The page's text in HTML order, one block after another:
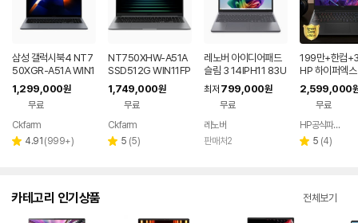
삼성 갤럭시북4 NT7
50XGR-A51A WIN1
1 FPP(버젼UP설치)
업무용 학생용 사무용
노트북 문스톤그레이
1,299,000원
무료
페이
Ckfarm
별 4.91 리
(999+)
NT750XHW-A51A
SSD512G WIN11FP
P(버젼UP설치) 삼성
전자 갤럭시북5 노트
1,749,000원
무료
Ckfarm
별 5 리
(5)
레노버 아이디어패드
슬림 3 14IPH11 83U
Q005LKR 8GB
최저 799,000원
무료
레노버
판매처2
199만+한컴
HP 하이퍼엑스
6 AI7 450
0 게이밍 노트
2,599,000
무료
HP공식파트너 이텍컴퓨터
별 5 리
(4)
카테고리 인기상품 전체보기